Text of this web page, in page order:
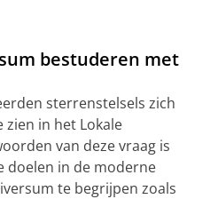
bestuderen met
sterrenstelsels zich
in het Lokale
van deze vraag is
doelen in de moderne
te begrijpen zoals